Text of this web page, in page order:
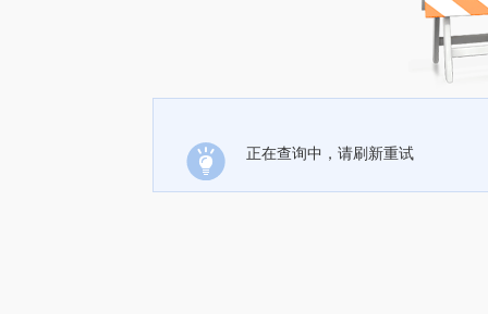
正在查询中，请刷新重试